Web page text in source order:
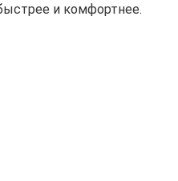
и комфортнее.